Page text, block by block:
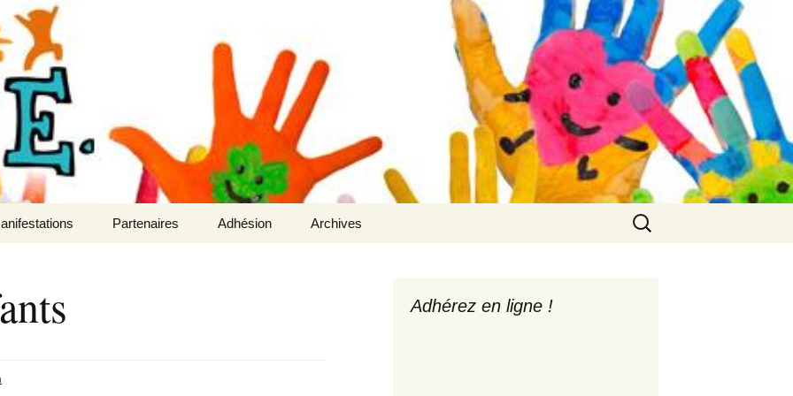
des écoles maternelle et élémentaire du Rouret
de Noël
De Chocolats De
Partenaires Adhésion Archives
Rechercher :
Adhérez en ligne !